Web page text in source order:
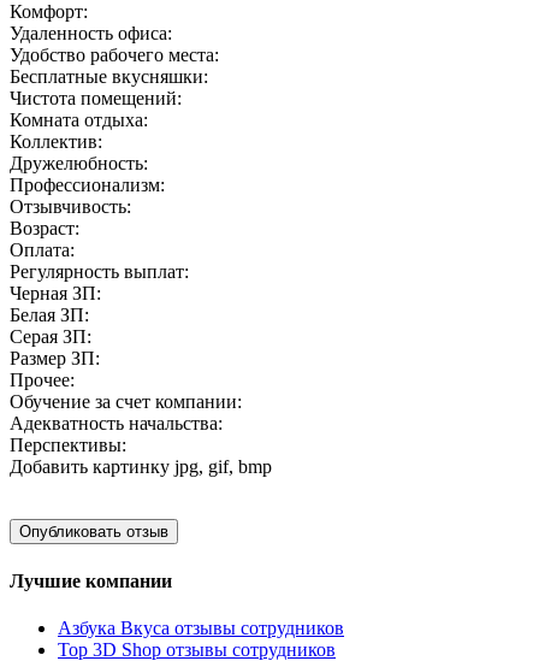
Комфорт:
Удаленность офиса:
Удобство рабочего места:
Бесплатные вкусняшки:
Чистота помещений:
Комната отдыха:
Коллектив:
Дружелюбность:
Профессионализм:
Отзывчивость:
Возраст:
Оплата:
Регулярность выплат:
Черная ЗП:
Белая ЗП:
Серая ЗП:
Размер ЗП:
Прочее:
Обучение за счет компании:
Адекватность начальства:
Перспективы:
Добавить картинку jpg, gif, bmp
Лучшие компании
Азбука Вкуса отзывы сотрудников
Top 3D Shop отзывы сотрудников